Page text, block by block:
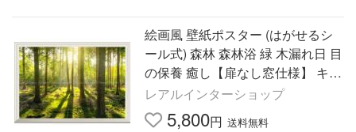
絵画風 壁紙ポスター (はがせるシ
ール式) 森林 森林浴 緑 木漏れ日 目
の保養 癒し【扉なし窓仕様】 キャ
ラクロ SNR-003NA1(A1版 830mm
×585mm)＜日本製＞
レアルインターショップ
5,800円 送料無料